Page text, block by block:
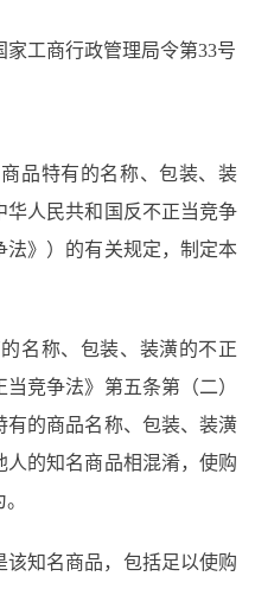
家工商行政管理局令第33号
品特有的名称、包装、装
人民共和国反不正当竞争
法》）的有关规定，制定本
名称、包装、装潢的不正
竞争法》第五条第（二）
的商品名称、包装、装潢
的知名商品相混淆，使购
知名商品，包括足以使购